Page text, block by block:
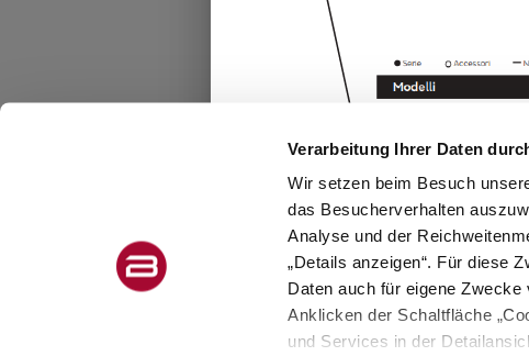
Verarbeitung Ihrer Daten
Wir setzen beim Besuch
das Besucherverhalten
Analyse und der
„Details anzeigen“. Für diese
Daten auch für eigene
Anklicken der Schaltfläche
und Services in der